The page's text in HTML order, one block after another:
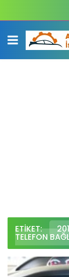
ETIKET:
TELEFON